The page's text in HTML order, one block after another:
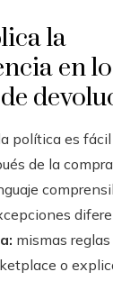
la
en
política es
de la
mismas
o